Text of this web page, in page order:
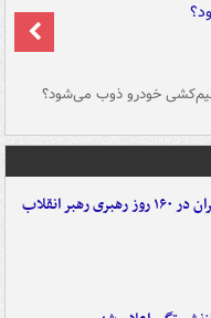
خودرو ذوب می‌شود؟